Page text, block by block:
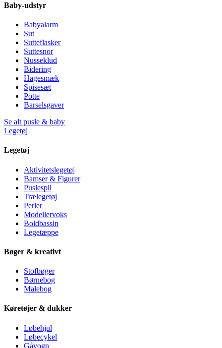
Baby-udstyr
Babyalarm
Sut
Sutteflasker
Suttesnor
Nusseklud
Bidering
Hagesmæk
Spisesæt
Potte
Barselsgaver
Se alt pusle & baby
Legetøj
Legetøj
Aktivitetslegetøj
Bamser & Figurer
Puslespil
Trælegetøj
Perler
Modellervoks
Boldbassin
Legetæppe
Bøger & kreativt
Stofbøger
Børnebog
Malebog
Køretøjer & dukker
Løbehjul
Løbecykel
Gåvogn